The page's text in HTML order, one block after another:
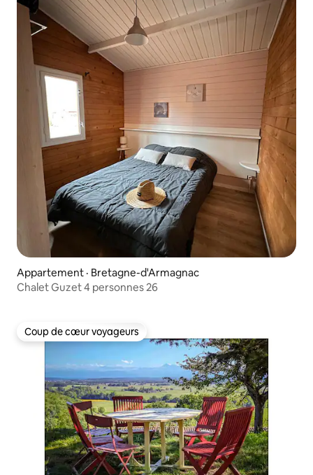
Appartement · Bretagne-d'Armagnac
Chalet Guzet 4 personnes 26
Coup de cœur voyageurs
Coup de cœur voyageurs